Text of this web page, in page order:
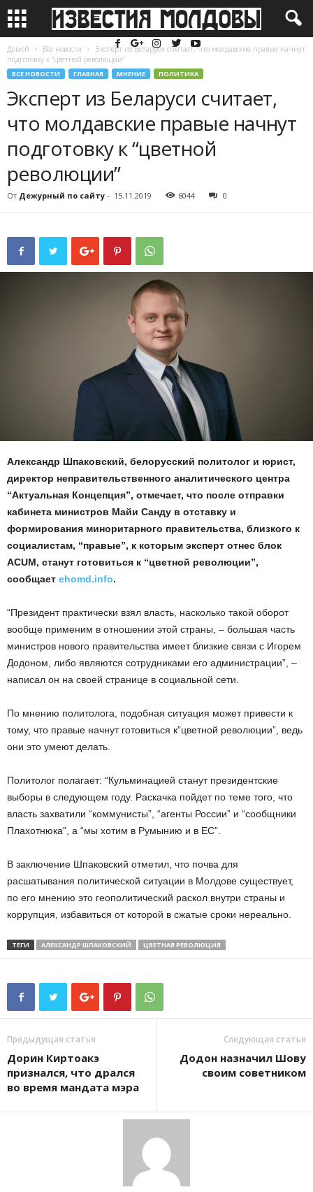
Домой Все новости
Эксперт из Беларуси считает, что молдавские правые начнут
подготовку к “цветной революции”
ВСЕ НОВОСТИ ГЛАВНАЯ МНЕНИЕ ПОЛИТИКА
Эксперт из Беларуси считает,
что молдавские правые начнут
подготовку к “цветной
революции”
От Дежурный по сайту - 15.11.2019 6044 0
Александр Шпаковский, белорусский политолог и юрист,
директор неправительственного аналитического центра
“Актуальная Концепция”, отмечает, что после отправки
кабинета министров Майи Санду в отставку и
формирования миноритарного правительства, близкого к
социалистам, “правые”, к которым эксперт отнес блок
ACUM, станут готовиться к “цветной революции”,
сообщает ehomd.info.
“Президент практически взял власть, насколько такой оборот
вообще применим в отношении этой страны, – большая часть
министров нового правительства имеет близкие связи с Игорем
Додоном, либо являются сотрудниками его администрации”, –
написал он на своей странице в социальной сети.
По мнению политолога, подобная ситуация может привести к
тому, что правые начнут готовиться к”цветной революции”, ведь
они это умеют делать.
Политолог полагает: “Кульминацией станут президентские
выборы в следующем году. Раскачка пойдет по теме того, что
власть захватили “коммунисты”, “агенты России” и “сообщники
Плахотнюка”, а “мы хотим в Румынию и в ЕС”.
В заключение Шпаковский отметил, что почва для
расшатывания политической ситуации в Молдове существует,
по его мнению это геополитический раскол внутри страны и
коррупция, избавиться от которой в сжатые сроки нереально.
ТЕГИ АЛЕКСАНДР ШПАКОВСКИЙ ЦВЕТНАЯ РЕВОЛЮЦИЯ
Предыдущая статья
Дорин Киртоакэ
признался, что дрался
во время мандата мэра
Следующая статья
Додон назначил Шову
своим советником